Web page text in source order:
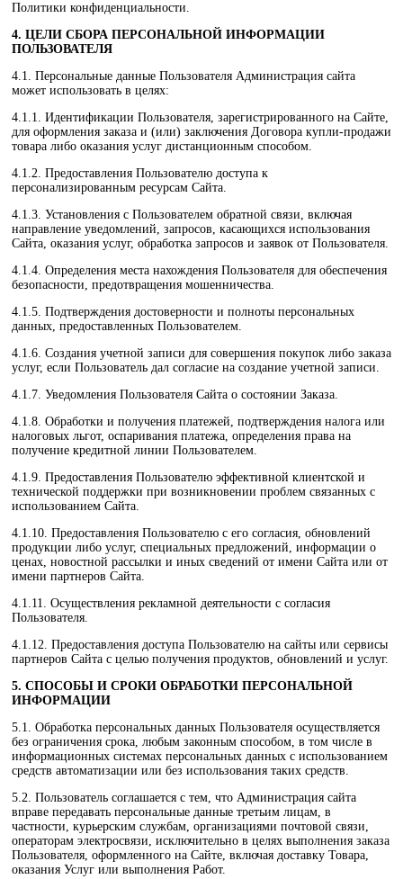
Политики конфиденциальности.
4. ЦЕЛИ СБОРА ПЕРСОНАЛЬНОЙ ИНФОРМАЦИИ
ПОЛЬЗОВАТЕЛЯ
4.1. Персональные данные Пользователя Администрация сайта
может использовать в целях:
4.1.1. Идентификации Пользователя, зарегистрированного на Сайте,
для оформления заказа и (или) заключения Договора купли-продажи
товара либо оказания услуг дистанционным способом.
4.1.2. Предоставления Пользователю доступа к
персонализированным ресурсам Сайта.
4.1.3. Установления с Пользователем обратной связи, включая
направление уведомлений, запросов, касающихся использования
Сайта, оказания услуг, обработка запросов и заявок от Пользователя.
4.1.4. Определения места нахождения Пользователя для обеспечения
безопасности, предотвращения мошенничества.
4.1.5. Подтверждения достоверности и полноты персональных
данных, предоставленных Пользователем.
4.1.6. Создания учетной записи для совершения покупок либо заказа
услуг, если Пользователь дал согласие на создание учетной записи.
4.1.7. Уведомления Пользователя Сайта о состоянии Заказа.
4.1.8. Обработки и получения платежей, подтверждения налога или
налоговых льгот, оспаривания платежа, определения права на
получение кредитной линии Пользователем.
4.1.9. Предоставления Пользователю эффективной клиентской и
технической поддержки при возникновении проблем связанных с
использованием Сайта.
4.1.10. Предоставления Пользователю с его согласия, обновлений
продукции либо услуг, специальных предложений, информации о
ценах, новостной рассылки и иных сведений от имени Сайта или от
имени партнеров Сайта.
4.1.11. Осуществления рекламной деятельности с согласия
Пользователя.
4.1.12. Предоставления доступа Пользователю на сайты или сервисы
партнеров Сайта с целью получения продуктов, обновлений и услуг.
5. СПОСОБЫ И СРОКИ ОБРАБОТКИ ПЕРСОНАЛЬНОЙ
ИНФОРМАЦИИ
5.1. Обработка персональных данных Пользователя осуществляется
без ограничения срока, любым законным способом, в том числе в
информационных системах персональных данных с использованием
средств автоматизации или без использования таких средств.
5.2. Пользователь соглашается с тем, что Администрация сайта
вправе передавать персональные данные третьим лицам, в
частности, курьерским службам, организациями почтовой связи,
операторам электросвязи, исключительно в целях выполнения заказа
Пользователя, оформленного на Сайте, включая доставку Товара,
оказания Услуг или выполнения Работ.